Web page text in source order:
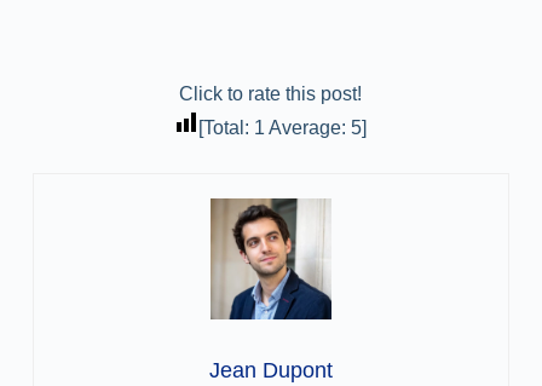
Click to rate this post!
[Total: 1 Average:5]
Jean Dupont